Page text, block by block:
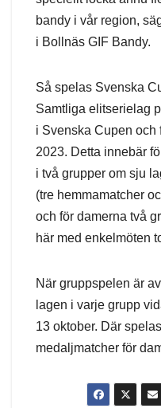
bandy i vår region,
i Bollnäs GIF Bandy.
Så spelas Svenska
Samtliga elitserielag
i Svenska Cupen och
2023. Detta innebär
i två grupper om sju
(tre hemmamatcher
och för damerna två
här med enkelmöten
När gruppspelen är
lagen i varje grupp
13 oktober. Där
medaljmatcher för